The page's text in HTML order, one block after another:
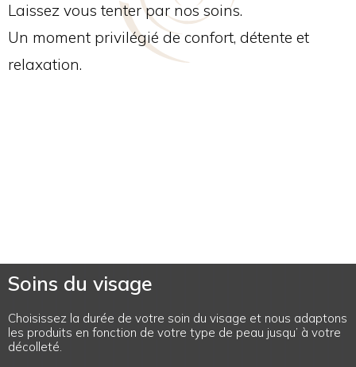
Laissez vous tenter par nos soins.
Un moment privilégié de confort, détente et
relaxation.
Soins du visage
Choisissez la durée de votre soin du visage et nous adaptons
les produits en fonction de votre type de peau jusqu’ à votre
décolleté.